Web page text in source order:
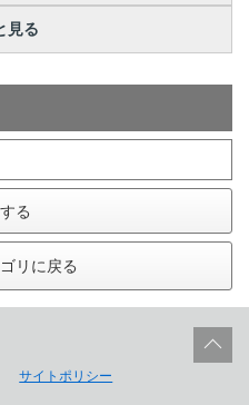
見る
る
リに戻る
サイトポリシー